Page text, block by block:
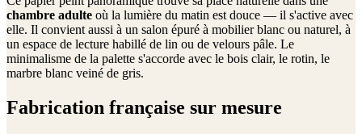
chambre adulte où la lumière du matin est douce — il s'active avec
elle. Il convient aussi à un salon épuré à mobilier blanc ou naturel, à
un espace de lecture habillé de lin ou de velours pâle. Le
minimalisme de la palette s'accorde avec le bois clair, le rotin, le
marbre blanc veiné de gris.
Fabrication française sur mesure